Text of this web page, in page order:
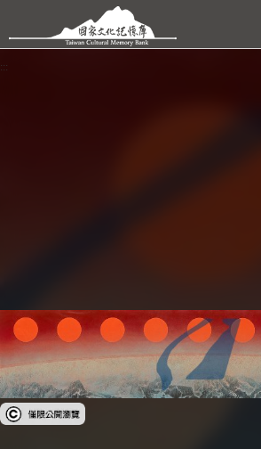
跳到主要內容區塊
:::
受著作權法保護-僅限於本平台有限度公開瀏覽